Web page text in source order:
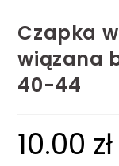
Czapka
wiązana
40-44
10.00 zł